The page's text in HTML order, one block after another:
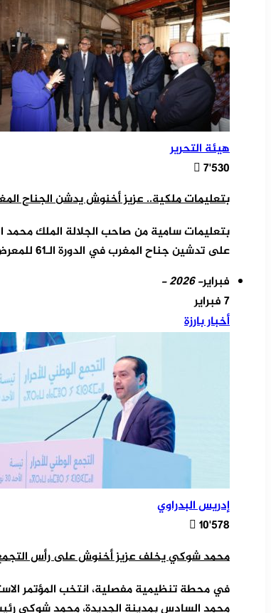
هيئة التحرير
7٬530
بتعليمات ملكية.. عزيز أخنوش يدشن الجناح
بتعليمات سامية من صاحب الجلالة الملك محمد
على تدشين جناح المغرب في الدورة الـ61 للمعرض الدو
فبراير- 2026 -
7 فبراير
أخبار بارزة
إدريس البدراوي
10٬578
محمد شوكي يخلف عزيز أخنوش على رأس التجمع
في محطة تنظيمية مفصلية، انتخب المؤتمر
محمد السادس بمدينة الجديدة، محمد شوكي